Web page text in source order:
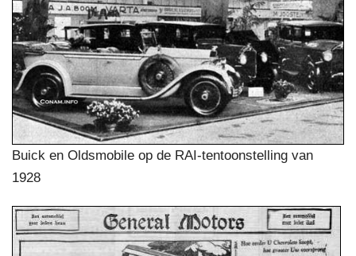
Buick en Oldsmobile op de RAI-tentoonstelling van
1928